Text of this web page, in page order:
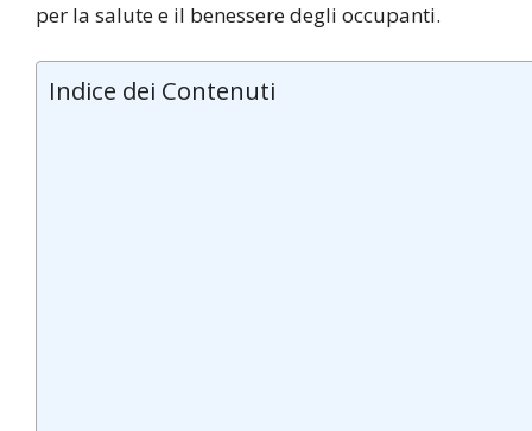
per la salute e il benessere degli occupanti.
Indice dei Contenuti